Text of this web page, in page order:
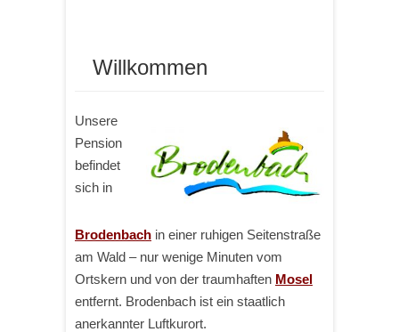
Willkommen
Unsere
Pension
befindet
sich in
Brodenbach in einer ruhigen Seitenstraße
am Wald – nur wenige Minuten vom
Ortskern und von der traumhaften Mosel
entfernt. Brodenbach ist ein staatlich
anerkannter Luftkurort.